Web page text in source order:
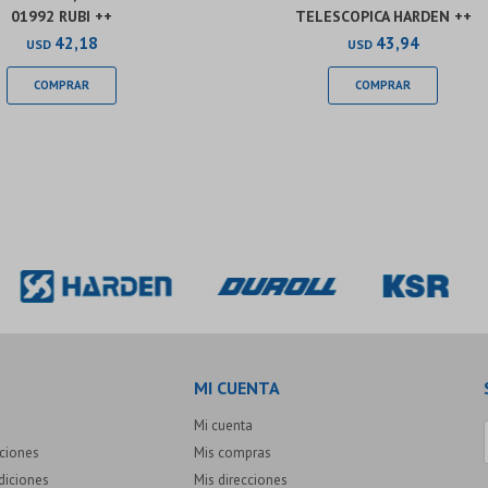
01992 RUBI ++
USD 42,18
TELESCOPICA HARDEN ++
USD 43,94
MI CUENTA
Mi cuenta
Mis compras
Mis direcciones